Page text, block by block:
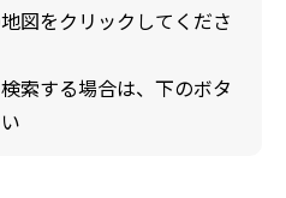
図をクリックしてくださ
索する場合は、 下のボタ